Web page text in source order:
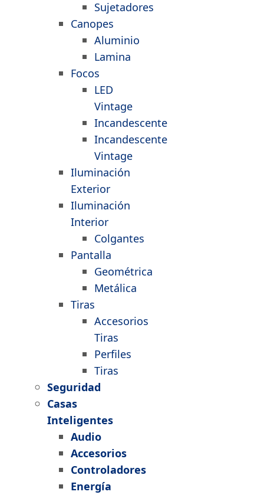
Sujetadores
Canopes
Aluminio
Lamina
Focos
LED
Vintage
Incandescente
Incandescente
Vintage
Iluminación
Exterior
Iluminación
Interior
Colgantes
Pantalla
Geométrica
Metálica
Tiras
Accesorios
Tiras
Perfiles
Tiras
Seguridad
Casas
Inteligentes
Audio
Accesorios
Controladores
Energía